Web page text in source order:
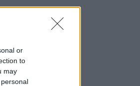
or
to
may